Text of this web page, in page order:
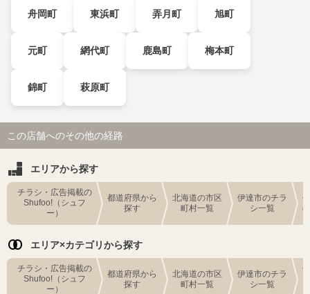
舟岡町 東浜町 弄月町 旭町
元町 網代町 鹿島町 梅本町
錦町 萩原町
この店舗へのその他の経路
エリアから探す
チラシ・広告掲載の
Shufoo!（シュフ
ー）
都道府県から
探す
北海道の市区
町村一覧
伊達市のチラ
シ一覧
エリア×カテゴリから探す
チラシ・広告掲載の
Shufoo!（シュフ
ー）
都道府県から
探す
北海道の市区
町村一覧
伊達市のチラ
シ一覧